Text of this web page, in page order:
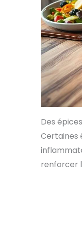
Des
Certaines
renforcer